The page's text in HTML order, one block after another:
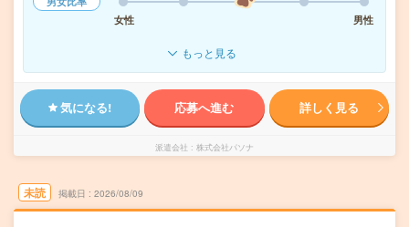
女性
男性
もっと見る
気になる! 応募へ進む 詳しく見る
派遣会社 株式会社パソナ
未読 掲載日 2026/08/09